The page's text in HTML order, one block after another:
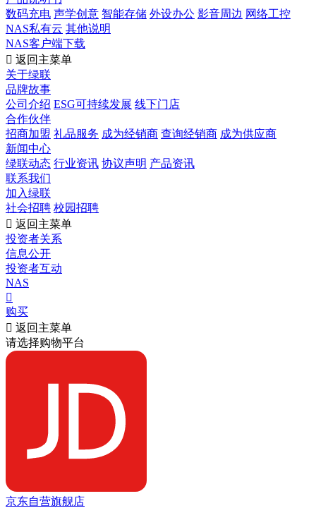
数码充电 声学创意 智能存储 外设办公 影音周边 网络工控
NAS私有云 其他说明
NAS客户端下载
 返回主菜单
关于绿联
品牌故事
公司介绍 ESG可持续发展 线下门店
合作伙伴
招商加盟 礼品服务 成为经销商 查询经销商 成为供应商
新闻中心
绿联动态 行业资讯 协议声明 产品资讯
联系我们
加入绿联
社会招聘 校园招聘
 返回主菜单
投资者关系
信息公开
投资者互动
NAS

购买
 返回主菜单
请选择购物平台
京东自营旗舰店